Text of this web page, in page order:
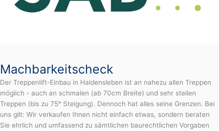
Machbarkeitscheck
Der Treppenlift-Einbau in Haldensleben ist an nahezu allen Treppen
möglich - auch an schmalen (ab 70cm Breite) und sehr steilen
Treppen (bis zu 75° Steigung). Dennoch hat alles seine Grenzen. Bei
uns gilt: Wir verkaufen Ihnen nicht einfach etwas, sondern beraten
Sie ehrlich und umfassend zu sämtlichen baurechtlichen Vorgaben